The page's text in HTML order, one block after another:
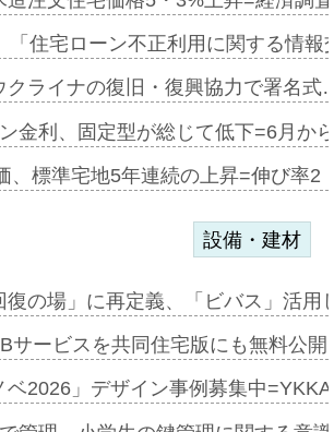
「住宅ローン不正利用に関する情
クライナの復旧・復興協力で署名
金利、固定型が総じて低下=6月か
、標準宅地5年連続の上昇=伸び率
設備・建材
復の場」に再定義、「ビバス」活
サービスを共同住宅版にも無料公
ベ2026」デザイン事例募集中